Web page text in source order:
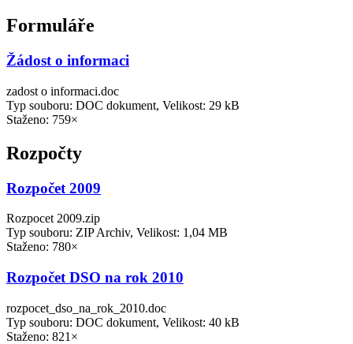
Formuláře
Žádost o informaci
zadost o informaci.doc
Typ souboru: DOC dokument, Velikost: 29 kB
Staženo: 759×
Rozpočty
Rozpočet 2009
Rozpocet 2009.zip
Typ souboru: ZIP Archiv, Velikost: 1,04 MB
Staženo: 780×
Rozpočet DSO na rok 2010
rozpocet_dso_na_rok_2010.doc
Typ souboru: DOC dokument, Velikost: 40 kB
Staženo: 821×